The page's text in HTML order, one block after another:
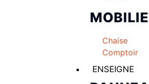
Chaise
Comptoir
ENSEIGNE